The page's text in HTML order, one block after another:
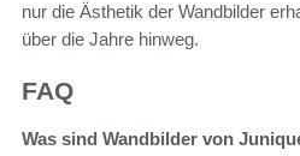
nur die Ästhetik der Wandbilder
über die Jahre hinweg.
FAQ
Was sind Wandbilder von